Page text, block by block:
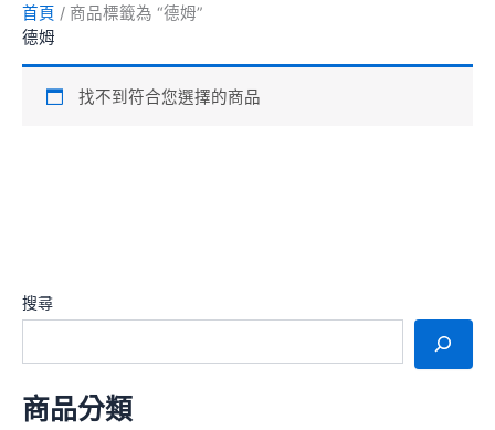
搜尋
商品分類
首頁 / 商品標籤為 “德姆”
德姆
找不到符合您選擇的商品